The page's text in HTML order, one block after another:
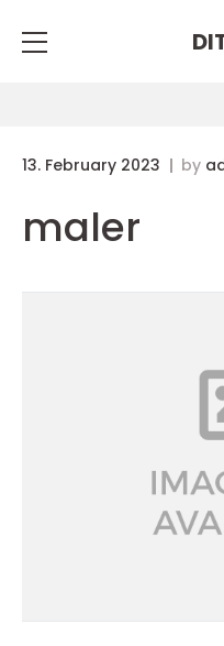
13. February 2023 by
maler